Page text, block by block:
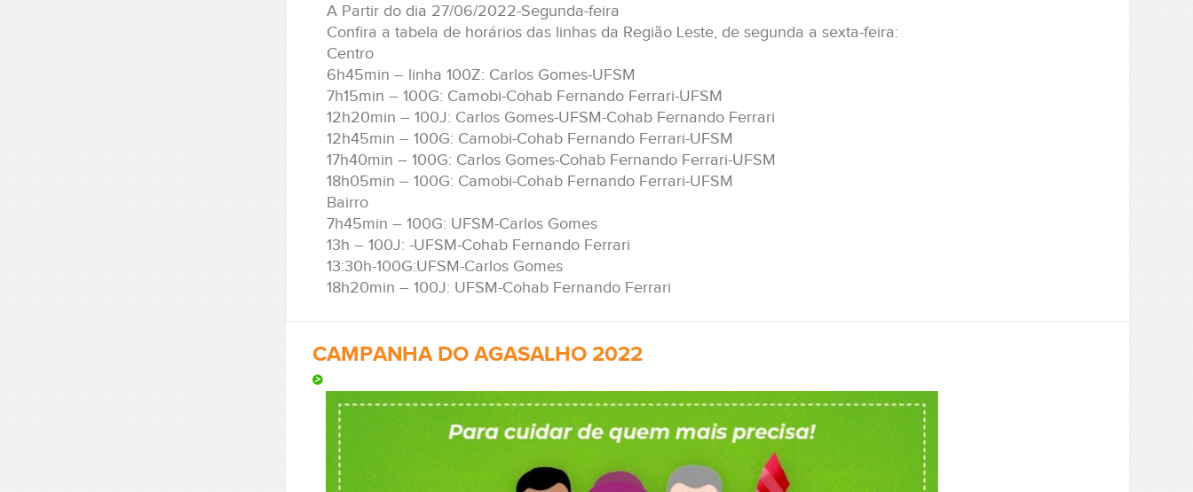
A Partir do dia 27/06/2022-Segunda-feira
Confira a tabela de horários das linhas da Região Leste, de segunda a sexta-feira:
Centro
6h45min – linha 100Z: Carlos Gomes-UFSM
7h15min – 100G: Camobi-Cohab Fernando Ferrari-UFSM
12h20min – 100J: Carlos Gomes-UFSM-Cohab Fernando Ferrari
12h45min – 100G: Camobi-Cohab Fernando Ferrari-UFSM
17h40min – 100G: Carlos Gomes-Cohab Fernando Ferrari-UFSM
18h05min – 100G: Camobi-Cohab Fernando Ferrari-UFSM
Bairro
7h45min – 100G: UFSM-Carlos Gomes
13h – 100J: -UFSM-Cohab Fernando Ferrari
13:30h-100G:UFSM-Carlos Gomes
18h20min – 100J: UFSM-Cohab Fernando Ferrari
CAMPANHA DO AGASALHO 2022